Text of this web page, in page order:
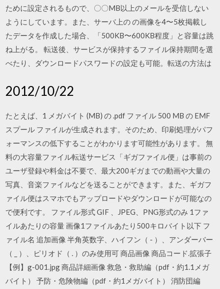
ために設定されるもので、〇〇MB以上のメールを受信しない
ようにしています。また、サーバ上の の画像を4〜5枚掲載し
たデータを作成した場合、「500KB〜600KB程度」と容量は跳
ね上がる。 転送後、サービスが保持するファイル保持期間を選
べたり、ダウンロードパスワードの設定も可能。転送の方法は
2012/10/22
たとえば、1 メガバイト (MB) の .pdf ファイル 500 MB の EMF
スプール ファイルが生成されます。そのため、印刷処理がパフ
ォーマンスの低下することがわかります可能性があります。 無
料の大容量ファイル転送サービス「ギガファイル便」は事前の
ユーザ登録や料金は不要で、最大200ギガまでの動画や大量の
写真、音楽ファイルなどを送ることができます。また、ギガフ
ァイル便はスマホでもアップロードやダウンロードが可能なの
で便利です。 ファイル形式 GIF 、JPEG、PNG形式のみ 1ファ
イルあたりの容量 画像1ファイルあたり500キロバイト以下 フ
ァイル名 追加画像 半角英数字、ハイフン（ - ）、アンダーバー
（ _ ）、ピリオド（ . ）のみ使用可 商品画像 商品コード.拡張子
【例】g-001.jpg 商品詳細画像 救急・救助編（pdf・約1.1メガ
バイト） 予防・危険物編（pdf・約1メガバイト） 消防団編